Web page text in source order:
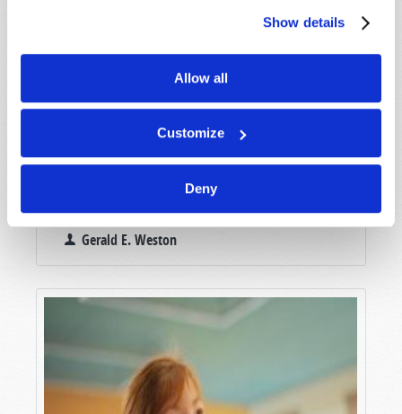
Show details
Allow all
Customize
Deny
TRÊS PROFECIAS QUE IRÃO MUDAR A SUA
VIDA
Gerald E. Weston